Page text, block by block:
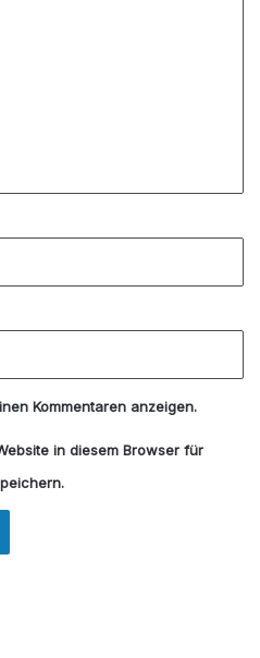
Kommentaren anzeigen.
in diesem Browser für